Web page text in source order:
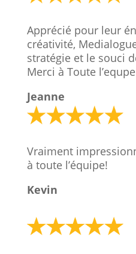
Apprécié pour leur
créativité,
stratégie et le souci
Merci à Toute
Jeanne
Vraiment
à toute l’équipe!
Kevin